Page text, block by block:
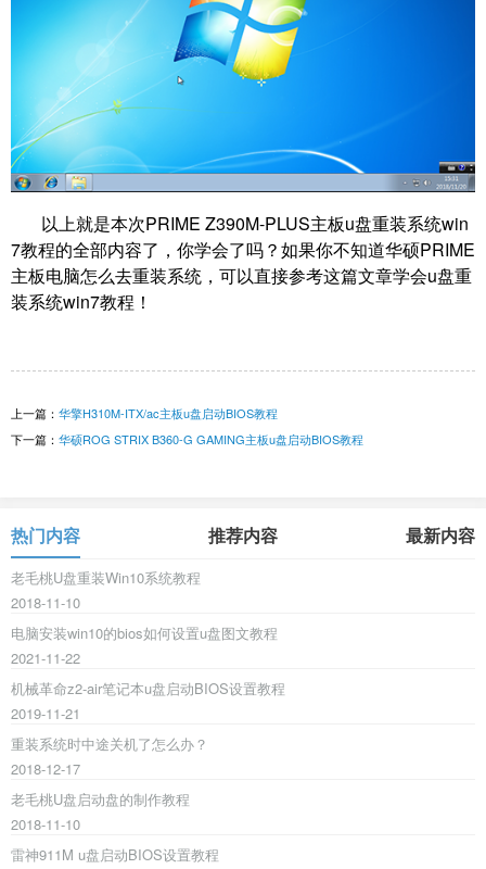
以上就是本次PRIME Z390M-PLUS主板u盘重装系统win
7教程的全部内容了，你学会了吗？如果你不知道华硕PRIME
主板电脑怎么去重装系统，可以直接参考这篇文章学会u盘重
装系统win7教程！
上一篇： 华擎H310M-ITX/ac主板u盘启动BIOS教程
下一篇： 华硕ROG STRIX B360-G GAMING主板u盘启动BIOS教程
热门内容 推荐内容 最新内容
老毛桃U盘重装Win10系统教程
2018-11-10
电脑安装win10的bios如何设置u盘图文教程
2021-11-22
机械革命z2-air笔记本u盘启动BIOS设置教程
2019-11-21
重装系统时中途关机了怎么办？
2018-12-17
老毛桃U盘启动盘的制作教程
2018-11-10
雷神911M u盘启动BIOS设置教程